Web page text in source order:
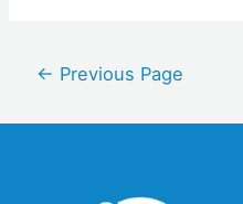
← Previous Page